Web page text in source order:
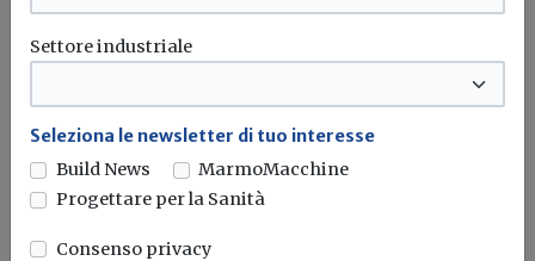
Settore industriale
Seleziona le newsletter di tuo interesse
Build News
MarmoMacchine
Progettare per la Sanità
Consenso privacy